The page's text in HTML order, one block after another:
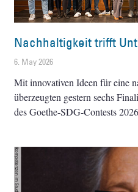
Nachhaltigkeit trifft
6. May 2026
Mit innovativen Ideen für eine
überzeugten gestern sechs
des Goethe-SDG-Contests